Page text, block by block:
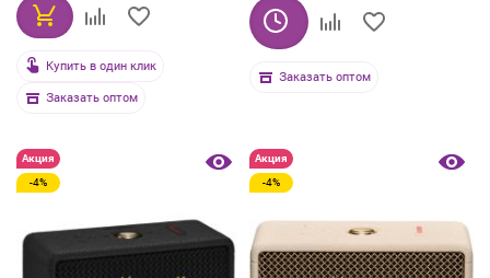
Купить в один клик
Заказать оптом
Заказать оптом
Акция
-4%
Акция
-4%